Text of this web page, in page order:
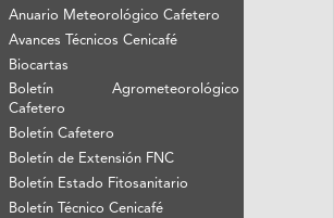
Anuario Meteorológico Cafetero
Avances Técnicos Cenicafé
Biocartas
Boletín Agrometeorológico
Cafetero
Boletín Cafetero
Boletín de Extensión FNC
Boletín Estado Fitosanitario
Boletín Técnico Cenicafé